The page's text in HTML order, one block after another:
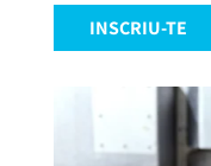
INSCRIU-TE